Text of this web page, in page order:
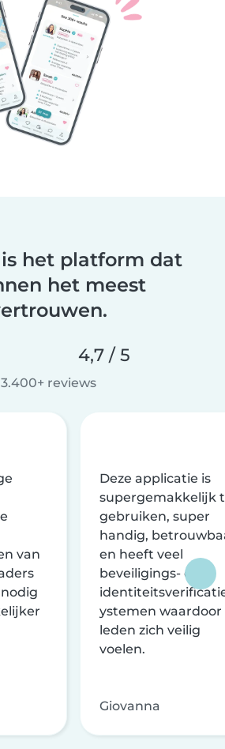
het platform dat
het meest
4,7 / 5
3.400+ reviews
van
Deze applicatie is
supergemakkelijk
gebruiken, super
handig,
en heeft veel
beveiligings- en
ystemen waardoor
leden zich veilig
voelen.
Giovanna